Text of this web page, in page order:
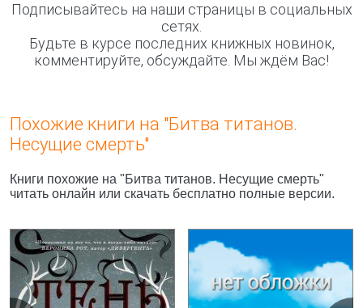
Подписывайтесь на наши страницы в социальных
сетях.
Будьте в курсе последних книжных новинок,
комментируйте, обсуждайте. Мы ждём Вас!
Похожие книги на "Битва титанов.
Несущие смерть"
Книги похожие на "Битва титанов. Несущие смерть"
читать онлайн или скачать бесплатно полные версии.